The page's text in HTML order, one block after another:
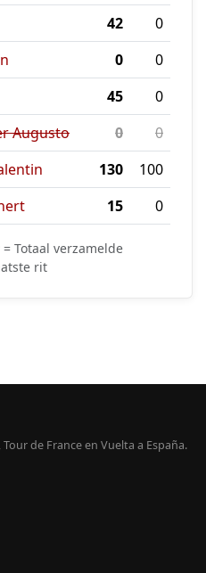
42
0
0
0
45
0
Augusto
0
0
130
100
15 0
Totaal verzamelde
rit
de France en Vuelta a España.